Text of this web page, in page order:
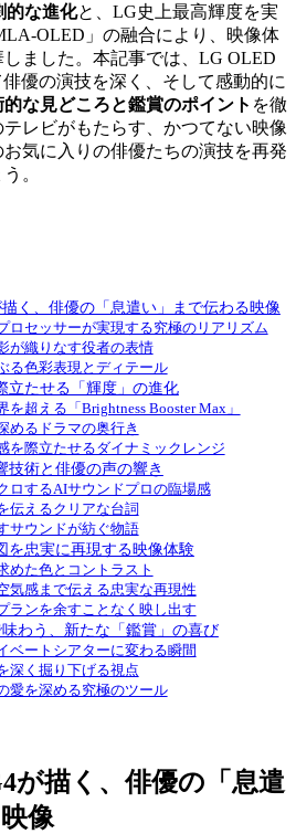
的な進化と、LG史上最高輝度を実
OLED」の融合により、映像体
ました。本記事では、LG OLED
優の演技を深く、そして感動的に
的な見どころと鑑賞のポイント を徹
レビがもたらす、かつてない映像
気に入りの俳優たちの演技を再発
。
く、俳優の「息遣い」まで伝わる映像
ロセッサーが実現する究極のリアリズム
が織りなす役者の表情
る色彩表現とディテール
立たせる「輝度」の進化
を超える「Brightness Booster Max」
めるドラマの奥行き
を際立たせるダイナミックレンジ
技術と俳優の声の響き
ロするAIサウンドプロの臨場感
伝えるクリアな台詞
サウンドが紡ぐ物語
を忠実に再現する映像体験
めた色とコントラスト
気感まで伝える忠実な再現性
ランを余すことなく映し出す
わう、新たな「鑑賞」の喜び
ベートシアターに変わる瞬間
深く掘り下げる視点
愛を深める究極のツール
が描く、俳優の「息遣
像